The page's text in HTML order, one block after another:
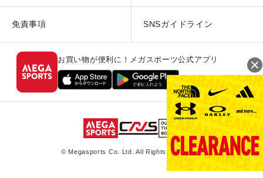
免責事項 SNSガイドライン
お買い物が便利に！メガスポーツ公式アプリ
© Megasports Co. Ltd. All Rights Reserved.